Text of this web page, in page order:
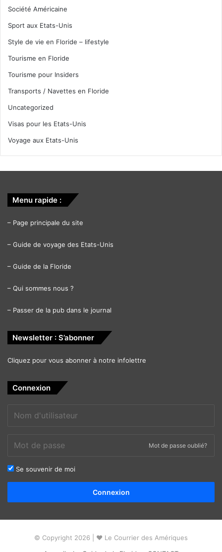
Société Américaine
Sport aux Etats-Unis
Style de vie en Floride – lifestyle
Tourisme en Floride
Tourisme pour Insiders
Transports / Navettes en Floride
Uncategorized
Visas pour les Etats-Unis
Voyage aux Etats-Unis
Menu rapide :
– Page principale du site
– Guide de voyage des Etats-Unis
– Guide de la Floride
– Qui sommes nous ?
– Passer de la pub dans le journal
Newsletter : S’abonner
Cliquez pour vous abonner à notre infolettre
Connexion
Mot de passe oublié?
Se souvenir de moi
Connexion
© Copyright 2026 | ❤ Le Courrier des Amériques